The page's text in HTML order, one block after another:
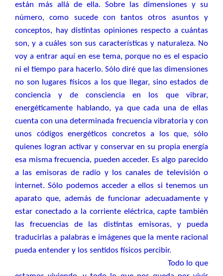
están más allá de ella. Sobre las dimensiones y su
número, como sucede con tantos otros asuntos y
conceptos, hay distintas opiniones respecto a cuántas
son, y a cuáles son sus características y naturaleza. No
voy a entrar aquí en ese tema, porque no es el espacio
ni el tiempo para hacerlo. Sólo diré que las dimensiones
no son lugares físicos a los que llegar, sino estados de
conciencia y de consciencia en los que vibrar,
energéticamente hablando, ya que cada una de ellas
cuenta con una determinada frecuencia vibratoria y con
unos códigos energéticos concretos a los que, sólo
quienes logran activar y conservar en su propia energía
esa misma frecuencia, pueden acceder. Es algo parecido
a las emisoras de radio y los canales de televisión o
internet. Sólo podemos acceder a ellos si tenemos un
aparato que, además de funcionar adecuadamente y
estar conectado a la corriente eléctrica, capte también
las frecuencias de las distintas emisoras, y pueda
traducirlas a palabras e imágenes que la mente racional
pueda entender y los sentidos físicos percibir.
Todo lo que